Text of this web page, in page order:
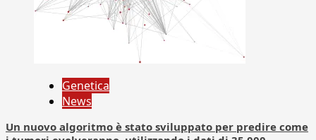
Genetica
News
Un nuovo algoritmo è stato sviluppato per predire come